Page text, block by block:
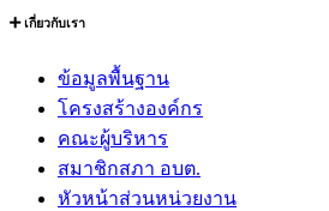
เกี่ยวกับเรา
ข้อมูลพื้นฐาน
โครงสร้างองค์กร
คณะผู้บริหาร
สมาชิกสภา อบต.
หัวหน้าส่วนหน่วยงาน